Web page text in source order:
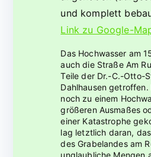
und komplett
Link zu Google-
Das Hochwasser am
auch die Straße Am
Teile der Dr.-C.-Otto-
Dahlhausen getroffen.
noch zu einem
größeren Ausmaßes
einer Katastrophe
lag letztlich daran,
des Grabelandes am